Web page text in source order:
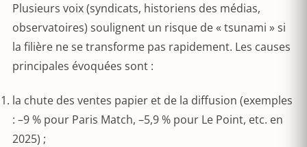
Plusieurs voix (syndicats, historiens des médias,
observatoires) soulignent un risque de « tsunami » si
la filière ne se transforme pas rapidement. Les causes
principales évoquées sont :
la chute des ventes papier et de la diffusion (exemples
: –9 % pour Paris Match, –5,9 % pour Le Point, etc. en
2025) ;